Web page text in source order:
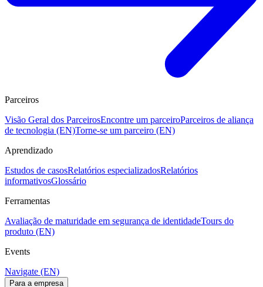
Parceiros
Visão Geral dos ParceirosEncontre um parceiroParceiros de aliança
de tecnologia (EN)Torne-se um parceiro (EN)
Aprendizado
Estudos de casosRelatórios especializadosRelatórios
informativosGlossário
Ferramentas
Avaliação de maturidade em segurança de identidadeTours do
produto (EN)
Events
Navigate (EN)
Para a empresa